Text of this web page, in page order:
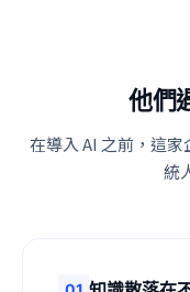
他們
在導入 AI 之前，這
統